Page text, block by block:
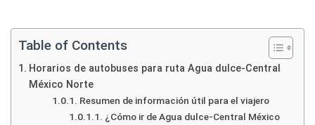
Table of Contents
Horarios de autobuses para ruta Agua dulce-Central
México Norte
Resumen de información útil para el viajero
¿Cómo ir de Agua dulce-Central México